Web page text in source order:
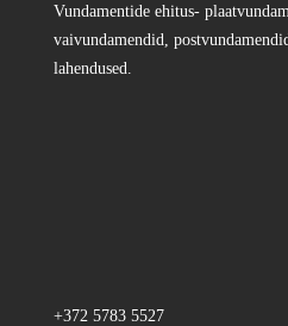
Vundamentide ehitus-
vaivundamendid,
lahendused.
+372 5783 5527